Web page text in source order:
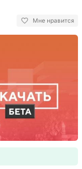
Мне нравится